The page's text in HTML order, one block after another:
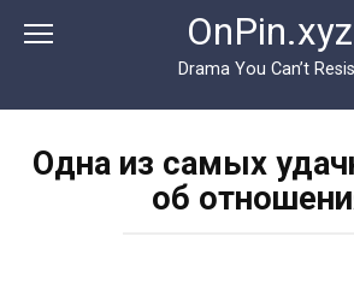
OnPin.xyz
Drama You Can’t
Одна из самых
об